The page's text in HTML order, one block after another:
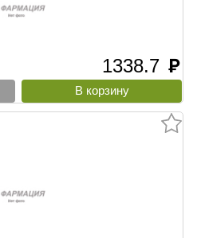
1338.7 руб